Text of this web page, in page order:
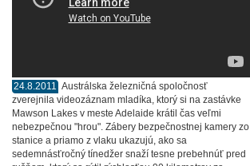
24.8.2011 Austrálska železničná spoločnosť
zverejnila videozáznam mladíka, ktorý si na zastávke
Mawson Lakes v meste Adelaide krátil čas veľmi
nebezpečnou "hrou". Zábery bezpečnostnej kamery zo
stanice a priamo z vlaku ukazujú, ako sa
sedemnásťročný tínedžer snaží tesne prebehnúť pred